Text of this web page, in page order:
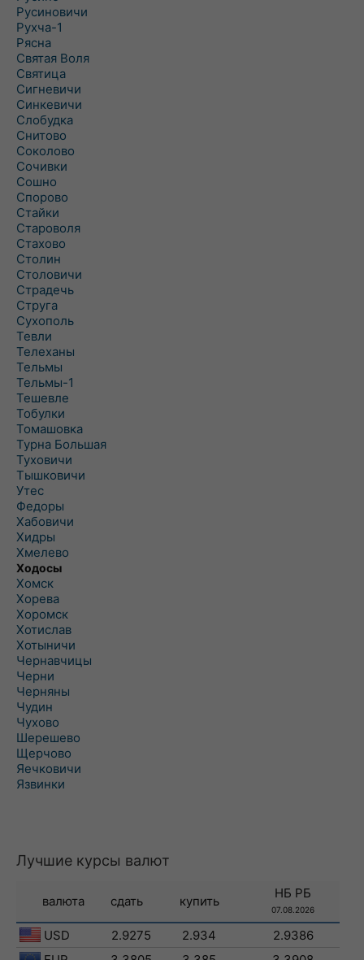
Русиновичи
Рухча-1
Рясна
Святая Воля
Святица
Сигневичи
Синкевичи
Слобудка
Снитово
Соколово
Сочивки
Сошно
Спорово
Стайки
Староволя
Стахово
Столин
Столовичи
Страдечь
Струга
Сухополь
Тевли
Телеханы
Тельмы
Тельмы-1
Тешевле
Тобулки
Томашовка
Турна Большая
Туховичи
Тышковичи
Утес
Федоры
Хабовичи
Хидры
Хмелево
Ходосы
Хомск
Хорева
Хоромск
Хотислав
Хотыничи
Чернавчицы
Черни
Черняны
Чудин
Чухово
Шерешево
Щерчово
Яечковичи
Язвинки
Лучшие курсы валют
валюта сдать купить
НБ РБ
07.08.2026
USD 2.9275 2.934
2.9386